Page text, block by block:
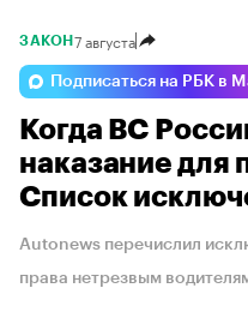
ЗАКОН 7 августа
Подписаться на РБК в
Когда ВС
наказание для
Список
Autonews перечислил
права нетрезвым